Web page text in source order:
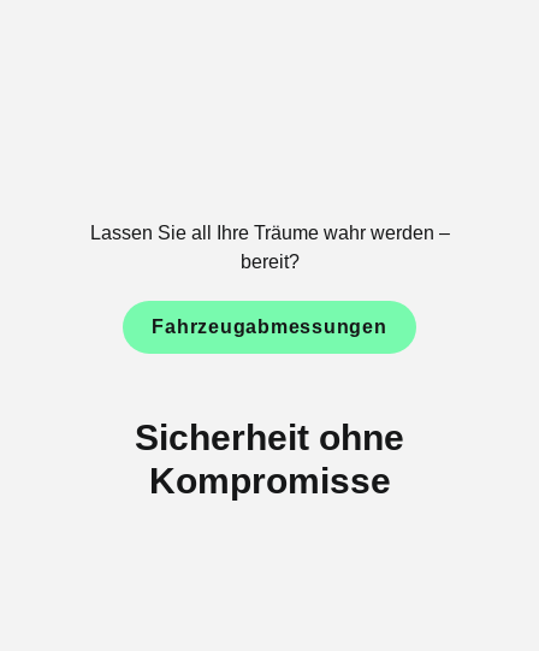
Lassen Sie all Ihre Träume wahr werden –
bereit?
Fahrzeugabmessungen
Sicherheit ohne
Kompromisse